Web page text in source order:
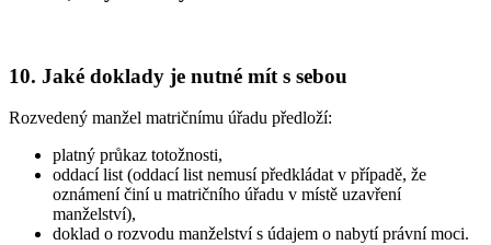
10. Jaké doklady je nutné mít s sebou
Rozvedený manžel matričnímu úřadu předloží:
platný průkaz totožnosti,
oddací list (oddací list nemusí předkládat v případě, že
oznámení činí u matričního úřadu v místě uzavření
manželství),
doklad o rozvodu manželství s údajem o nabytí právní moci.